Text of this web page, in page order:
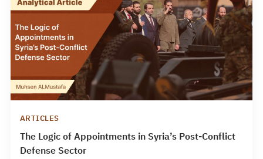
ARTICLES
The Logic of Appointments in Syria’s Post-Conflict
Defense Sector